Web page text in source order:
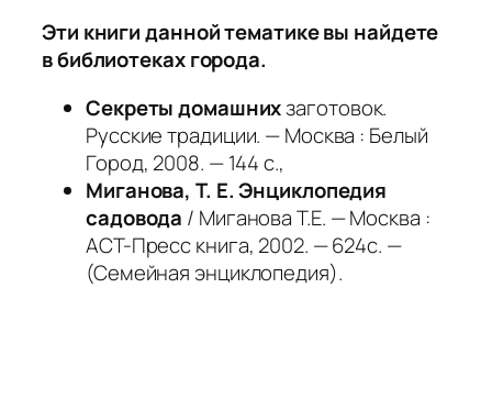
Эти книги данной тематике вы найдете
в библиотеках города.
Секреты домашнихзаготовок.
Русские традиции. — Москва : Белый
Город, 2008. — 144 с.,
Миганова, Т. Е. Энциклопедия
садовода / Миганова Т.Е. — Москва :
АСТ-Пресс книга, 2002. — 624с. —
(Семейная энциклопедия).